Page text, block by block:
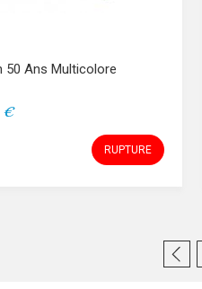
50 Ans Multicolore
€
RUPTURE